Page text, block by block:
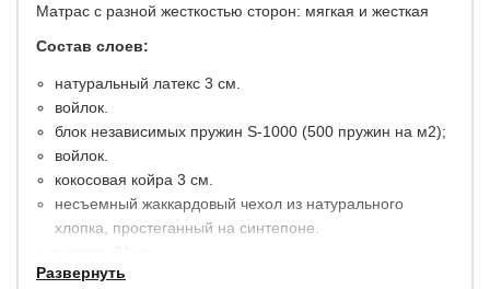
Матрас с разной жесткостью сторон: мягкая и жесткая
Состав слоев:
натуральный латекс 3 см.
войлок.
блок независимых пружин S-1000 (500 пружин на м2);
войлок.
кокосовая койра 3 см.
несъемный жаккардовый чехол из натурального
хлопка, простеганный на синтепоне.
максимальный вес на 1 спальное место: 140 кг.
Развернуть